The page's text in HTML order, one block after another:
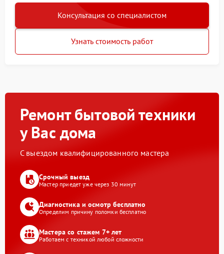
Консультация со специалистом
Узнать стоимость работ
Ремонт бытовой техники
у Вас дома
С выездом квалифицированного мастера
Срочный выезд
Мастер приедет уже через 30 минут
Диагностика и осмотр бесплатно
Определим причину поломки бесплатно
Мастера со стажем 7+ лет
Работаем с техникой любой сложности